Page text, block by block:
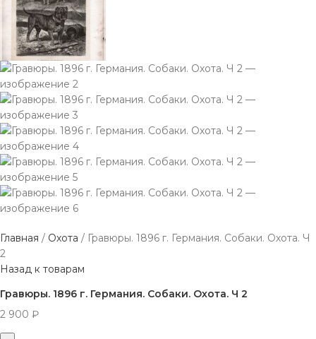
Главная Охота
Гравюры. 1896 г. Германия. Собаки. Охота. Ч
2
Назад к товарам
Гравюры. 1896 г. Германия. Собаки. Охота. Ч 2
2 900 ₽